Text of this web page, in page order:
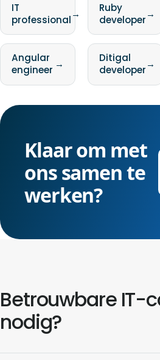
IT
professional→
Ruby
developer→
Angular
engineer →
Ditigal
developer→
Klaar om met
ons samen te
werken?
Betrouwbare IT-
nodig?